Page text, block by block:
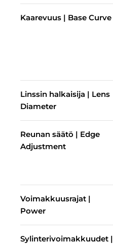
Kaarevuus | Base Curve
Linssin halkaisija | Lens
Diameter
Reunan säätö | Edge
Adjustment
Voimakkuusrajat |
Power
Sylinterivoimakkuudet |